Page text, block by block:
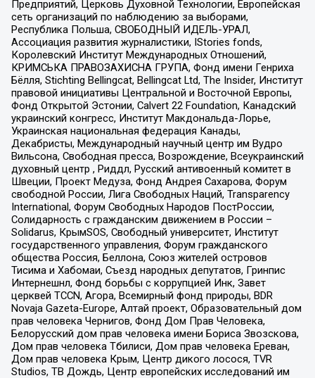
Предприятий, Церковь Духовной Технологии, Европейская
сеть организаций по наблюдению за выборами,
Республика Польша, СВОБОДНЫЙ ИДЕЛЬ-УРАЛ,
Ассоциация развития журналистики, IStories fonds,
Королевский Институт Международных Отношений,
КРИМСЬКА ПРАВОЗАХИСНА ГРУПА, Фонд имени Генриха
Бёлля, Stichting Bellingcat, Bellingcat Ltd, The Insider, Институт
правовой инициативы Центральной и Восточной Европы,
Фонд Открытой Эстонии, Calvert 22 Foundation, Канадский
украинский конгресс, Институт Макдональда-Лорье,
Украинская национальная федерация Канады,
Декабристы, Международный научный центр им Вудро
Вильсона, Свободная пресса, Возрождение, Всеукраинский
духовный центр , Риддл, Русский антивоенный комитет в
Швеции, Проект Медуза, Фонд Андрея Сахарова, Форум
свободной России, Лига Свободных Наций, Transparеncy
International, Форум Свободных Народов ПостРоссии,
Солидарность с гражданским движением в России –
Solidarus, КрымSOS, Свободный университет, Институт
государственного управления, Форум гражданского
общества Россия, Беллона, Союз жителей островов
Тисима и Хабомаи, Съезд народных депутатов, Гринпис
Интернешнл, Фонд борьбы с коррупцией Инк, Завет
церквей TCCN, Агора, Всемирный фонд природы, BDR
Novaja Gazeta-Europe, Алтай проект, Образовательный дом
прав человека Чернигов, Фонд Дом Прав Человека,
Белорусский дом прав человека имени Бориса Звозскова,
Дом прав человека Тбилиси, Дом прав человека Ереван,
Дом прав человека Крым, Центр дикого лосося, TVR
Studios, ТВ Дождь, Центр европейских исследований им